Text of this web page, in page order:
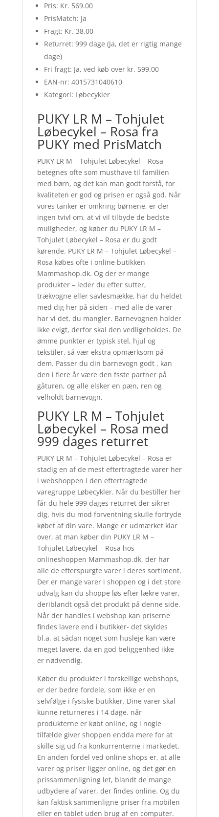
Pris: Kr. 569.00
PrisMatch: Ja
Fragt: Kr. 38.00
Returret: 999 dage (Ja, det er rigtig mange
dage)
Fri fragt: Ja, ved køb over kr. 599.00
EAN-nr: 4015731040610
Kategori: Løbecykler
PUKY LR M – Tohjulet
Løbecykel – Rosa fra
PUKY med PrisMatch
PUKY LR M – Tohjulet Løbecykel – Rosa
betegnes ofte som musthave til familien
med børn, og det kan man godt forstå, for
kvaliteten er god og prisen er også god. Når
vores tanker er omkring børnene, er der
ingen tvivl om, at vi vil tilbyde de bedste
muligheder, og køber du PUKY LR M –
Tohjulet Løbecykel – Rosa er du godt
kørende. PUKY LR M – Tohjulet Løbecykel –
Rosa købes ofte i online butikken
Mammashop.dk. Og der er mange
produkter – leder du efter sutter,
trækvogne eller savlesmække, har du heldet
med dig her på siden – med alle de varer
har vi det, du mangler. Barnevognen holder
ikke evigt, derfor skal den vedligeholdes. De
ømme punkter er typisk stel, hjul og
tekstiler, så vær ekstra opmærksom på
dem. Passer du din barnevogn godt , kan
den i flere år være den fsste partner på
gåturen, og alle elsker en pæn, ren og
velholdt barnevogn.
PUKY LR M – Tohjulet
Løbecykel – Rosa med
999 dages returret
PUKY LR M – Tohjulet Løbecykel – Rosa er
stadig en af de mest eftertragtede varer her
i webshoppen i den eftertragtede
varegruppe Løbecykler. Når du bestiller her
får du hele 999 dages returret der sikrer
dig, hvis du mod forventning skulle fortryde
købet af din vare. Mange er udmærket klar
over, at man køber din PUKY LR M –
Tohjulet Løbecykel – Rosa hos
onlineshoppen Mammashop.dk, der har
alle de efterspurgte varer i deres sortiment.
Der er mange varer i shoppen og i det store
udvalg kan du shoppe løs efter lækre varer,
deriblandt også det produkt på denne side.
Når der handles i webshop kan priserne
findes lavere end i butikker- det skyldes
bl.a. at sådan noget som husleje kan være
meget lavere, da en god beliggenhed ikke
er nødvendig.
Køber du produkter i forskellige webshops,
er der bedre fordele, som ikke er en
selvfølge i fysiske butikker. Dine varer skal
kunne returneres i 14 dage. når
produkterne er købt online, og i nogle
tilfælde giver shoppen endda mere for at
skille sig ud fra konkurrenterne i markedet.
En anden fordel ved online shops er, at alle
varer og priser ligger online, og det gør en
prissammenligning let, blandt de mange
udbydere af varer, der findes online. Og du
kan faktisk sammenligne priser fra mobilen
eller en tablet uden brug af en computer.